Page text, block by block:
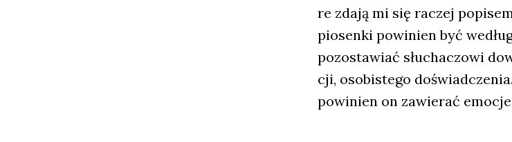
re zda­ją mi się raczej
pio­sen­ki powi­nien być
pozo­sta­wiać słu­cha­czo­wi
cji, oso­bi­ste­go
powi­nien on zawie­rać